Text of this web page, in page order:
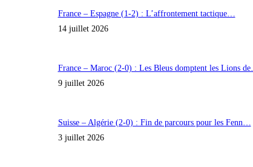
France – Espagne (1-2) : L’affrontement tactique…
14 juillet 2026
France – Maroc (2-0) : Les Bleus domptent les Lions
9 juillet 2026
Suisse – Algérie (2-0) : Fin de parcours pour les Fenn…
3 juillet 2026